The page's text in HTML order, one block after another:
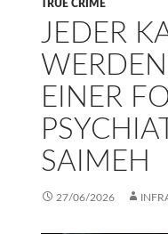
TRUE CRIME
JEDER
EINER
SAIMEH
27/06/2026